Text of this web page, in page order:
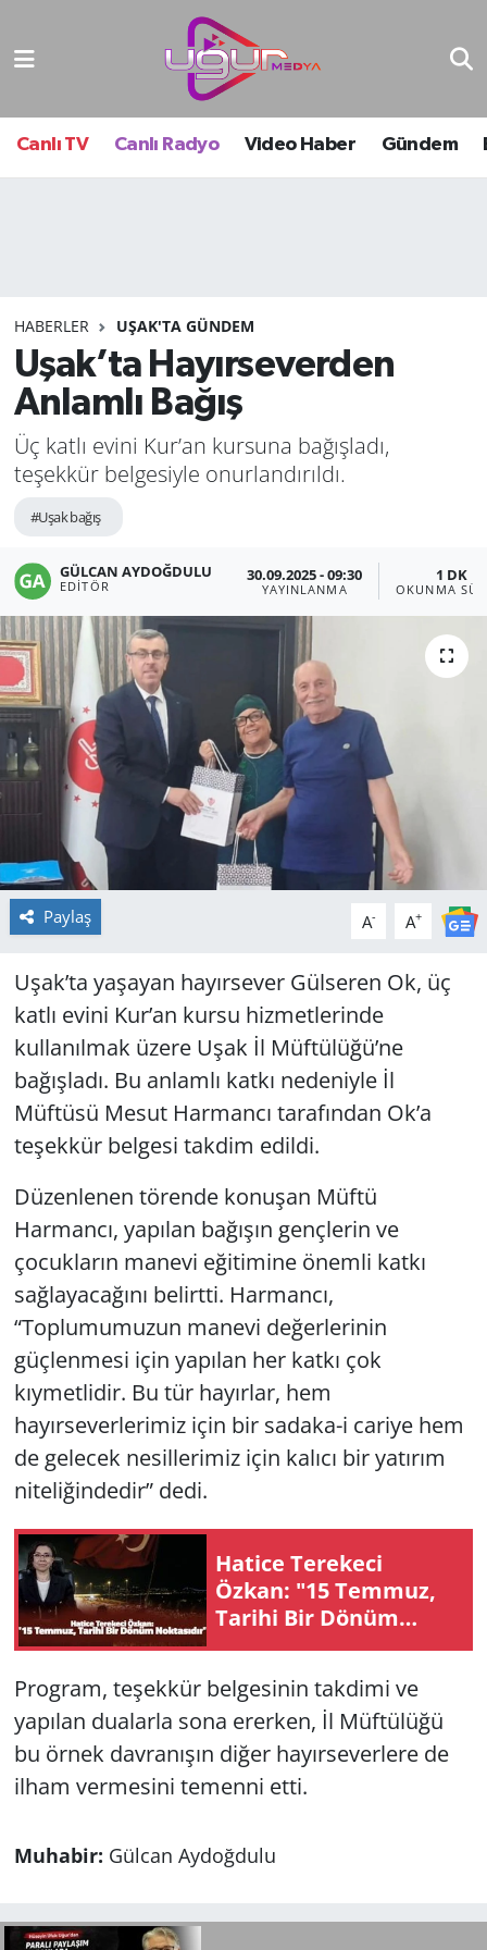
Canlı TV Canlı Radyo Video Haber Gündem
HABERLER UŞAK'TA GÜNDEM
Uşak’ta Hayırseverden
Anlamlı Bağış
Üç katlı evini Kur’an kursuna bağışladı,
teşekkür belgesiyle onurlandırıldı.
#Uşak bağış
GÜLCAN AYDOĞDULU
EDITÖR
30.09.2025 - 09:30
YAYINLANMA
1 DK
OKUNMA
Paylaş A- A+
Uşak’ta yaşayan hayırsever Gülseren Ok, üç
katlı evini Kur’an kursu hizmetlerinde
kullanılmak üzere Uşak İl Müftülüğü’ne
bağışladı. Bu anlamlı katkı nedeniyle İl
Müftüsü Mesut Harmancı tarafından Ok’a
teşekkür belgesi takdim edildi.
Düzenlenen törende konuşan Müftü
Harmancı, yapılan bağışın gençlerin ve
çocukların manevi eğitimine önemli katkı
sağlayacağını belirtti. Harmancı,
“Toplumumuzun manevi değerlerinin
güçlenmesi için yapılan her katkı çok
kıymetlidir. Bu tür hayırlar, hem
hayırseverlerimiz için bir sadaka-i cariye hem
de gelecek nesillerimiz için kalıcı bir yatırım
niteliğindedir” dedi.
Hatice Terekeci
Özkan: "15 Temmuz,
Tarihi Bir Dönüm
Noktasıdır"
Program, teşekkür belgesinin takdimi ve
yapılan dualarla sona ererken, İl Müftülüğü
bu örnek davranışın diğer hayırseverlere de
ilham vermesini temenni etti.
Muhabir: Gülcan Aydoğdulu
Nöbetçi Eczaneler
Hava Durumu
Tüm Manşetler
Son Dakika Haberleri
Haber Arşivi